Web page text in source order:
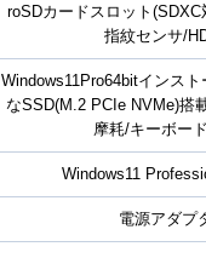
roSDカードスロット
指紋センサ/
Windows11Pro64bitインス
なSSD(M.2 PCIe NVMe)搭
摩耗/キーボー
Windows11
電源アダプ